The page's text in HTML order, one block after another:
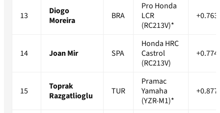
13
Diogo
Moreira
BRA
Pro Honda
LCR
(RC213V)*
14 Joan Mir SPA
Honda HRC
Castrol
(RC213V)
15
Toprak
Razgatlioglu
TUR
Pramac
Yamaha
(YZR-M1)*